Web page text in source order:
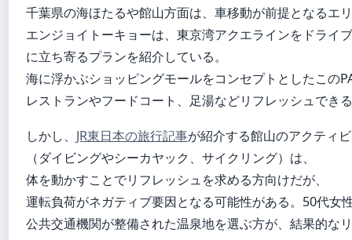
千葉県の海ほたるや館山方面は、車移動が前提となるエ
エンジョイトーキョーは、東京湾アクエラインをドライ
に立ち寄るプランを紹介している。
海に浮かぶショッピングモールをコンセプトとしたこの
レストランやフードコート、足湯などリフレッシュでき
しかし、 JR東日本の旅行記事が紹介する館山のアクティ
（ダイビングやシーカヤック、サイクリング）は、
体を動かすことでリフレッシュを求める方向けだが、
運転負荷がネガティブ要因となる可能性がある。50代女
公共交通機関が整備された温泉地を選ぶ方が、結果的な